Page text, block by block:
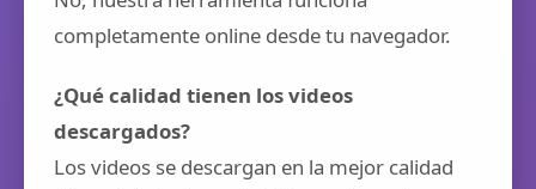
completamente online desde tu navegador.
¿Qué calidad tienen los videos
descargados?
Los videos se descargan en la mejor calidad